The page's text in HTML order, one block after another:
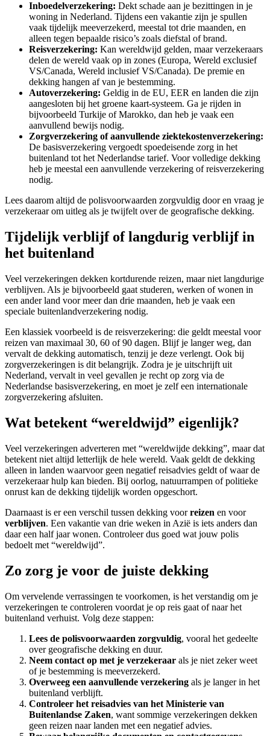
Inboedelverzekering: Dekt schade aan je bezittingen in je
woning in Nederland. Tijdens een vakantie zijn je spullen
vaak tijdelijk meeverzekerd, meestal tot drie maanden, en
alleen tegen bepaalde risico’s zoals diefstal of brand.
Reisverzekering: Kan wereldwijd gelden, maar verzekeraars
delen de wereld vaak op in zones (Europa, Wereld exclusief
VS/Canada, Wereld inclusief VS/Canada). De premie en
dekking hangen af van je bestemming.
Autoverzekering: Geldig in de EU, EER en landen die zijn
aangesloten bij het groene kaart-systeem. Ga je rijden in
bijvoorbeeld Turkije of Marokko, dan heb je vaak een
aanvullend bewijs nodig.
Zorgverzekering of aanvullende ziektekostenverzekering:
De basisverzekering vergoedt spoedeisende zorg in het
buitenland tot het Nederlandse tarief. Voor volledige dekking
heb je meestal een aanvullende verzekering of reisverzekering
nodig.
Lees daarom altijd de polisvoorwaarden zorgvuldig door en vraag je
verzekeraar om uitleg als je twijfelt over de geografische dekking.
Tijdelijk verblijf of langdurig verblijf in
het buitenland
Veel verzekeringen dekken kortdurende reizen, maar niet langdurige
verblijven. Als je bijvoorbeeld gaat studeren, werken of wonen in
een ander land voor meer dan drie maanden, heb je vaak een
speciale buitenlandverzekering nodig.
Een klassiek voorbeeld is de reisverzekering: die geldt meestal voor
reizen van maximaal 30, 60 of 90 dagen. Blijf je langer weg, dan
vervalt de dekking automatisch, tenzij je deze verlengt. Ook bij
zorgverzekeringen is dit belangrijk. Zodra je je uitschrijft uit
Nederland, vervalt in veel gevallen je recht op zorg via de
Nederlandse basisverzekering, en moet je zelf een internationale
zorgverzekering afsluiten.
Wat betekent “wereldwijd” eigenlijk?
Veel verzekeringen adverteren met “wereldwijde dekking”, maar dat
betekent niet altijd letterlijk de hele wereld. Vaak geldt de dekking
alleen in landen waarvoor geen negatief reisadvies geldt of waar de
verzekeraar hulp kan bieden. Bij oorlog, natuurrampen of politieke
onrust kan de dekking tijdelijk worden opgeschort.
Daarnaast is er een verschil tussen dekking voorreizen en voor
verblijven. Een vakantie van drie weken in Azië is iets anders dan
daar een half jaar wonen. Controleer dus goed wat jouw polis
bedoelt met “wereldwijd”.
Zo zorg je voor de juiste dekking
Om vervelende verrassingen te voorkomen, is het verstandig om je
verzekeringen te controleren voordat je op reis gaat of naar het
buitenland verhuist. Volg deze stappen:
Lees de polisvoorwaarden zorgvuldig, vooral het gedeelte
over geografische dekking en duur.
Neem contact op met je verzekeraar als je niet zeker weet
of je bestemming is meeverzekerd.
Overweeg een aanvullende verzekering als je langer in het
buitenland verblijft.
Controleer het reisadvies van het Ministerie van
Buitenlandse Zaken, want sommige verzekeringen dekken
geen reizen naar landen met een negatief advies.